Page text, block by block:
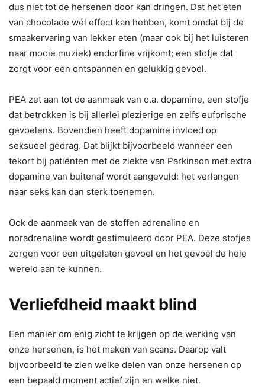
dus niet tot de hersenen door kan dringen. Dat het eten
van chocolade wél effect kan hebben, komt omdat bij de
smaakervaring van lekker eten (maar ook bij het luisteren
naar mooie muziek) endorfine vrijkomt; een stofje dat
zorgt voor een ontspannen en gelukkig gevoel.
PEA zet aan tot de aanmaak van o.a. dopamine, een stofje
dat betrokken is bij allerlei plezierige en zelfs euforische
gevoelens. Bovendien heeft dopamine invloed op
seksueel gedrag. Dat blijkt bijvoorbeeld wanneer een
tekort bij patiënten met de ziekte van Parkinson met extra
dopamine van buitenaf wordt aangevuld: het verlangen
naar seks kan dan sterk toenemen.
Ook de aanmaak van de stoffen adrenaline en
noradrenaline wordt gestimuleerd door PEA. Deze stofjes
zorgen voor een uitgelaten gevoel en het gevoel de hele
wereld aan te kunnen.
Verliefdheid maakt blind
Een manier om enig zicht te krijgen op de werking van
onze hersenen, is het maken van scans. Daarop valt
bijvoorbeeld te zien welke delen van onze hersenen op
een bepaald moment actief zijn en welke niet.